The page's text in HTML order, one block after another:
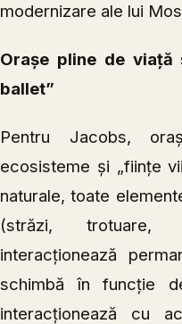
modernizare ale lui
Orașe pline de viață
ballet”
Pentru Jacobs,
ecosisteme și „ființe
naturale, toate
(străzi, trotuare,
interacționează
schimbă în funcție
interacționează cu